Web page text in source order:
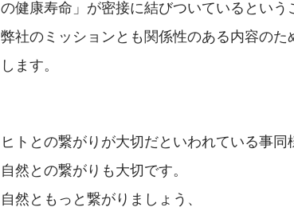
の健康寿命」が密接に結びついているという
弊社のミッションとも関係性のある内容の
します。
ヒトとの繋がりが大切だといわれている事同
自然との繋がりも大切です。
自然ともっと繋がりましょう、